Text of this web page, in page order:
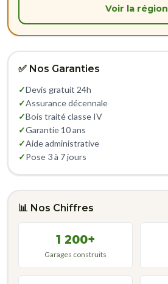
Voir la région
✅ Nos Garanties
✓Devis gratuit 24h
✓Assurance décennale
✓Bois traité classe IV
✓Garantie 10 ans
✓Aide administrative
✓Pose 3 à 7 jours
📊 Nos Chiffres
1 200+
Garages construits